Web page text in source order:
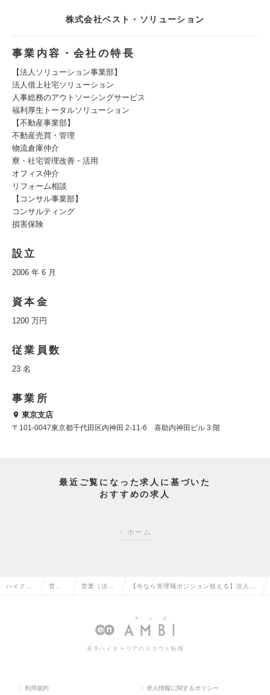
株式会社ベスト・ソリューション
事業内容・会社の特長
【法人ソリューション事業部】
法人借上社宅ソリューション
人事総務のアウトソーシングサービス
福利厚生トータルソリューション
【不動産事業部】
不動産売買・管理
物流倉庫仲介
寮・社宅管理改善・活用
オフィス仲介
リフォーム相談
【コンサル事業部】
コンサルティング
損害保険
設立
2006 年 6 月
資本金
1200 万円
従業員数
23 名
事業所
東京支店
〒101-0047東京都千代田区内神田 2-11-6 喜助内神田ビル 3 階
最近ご覧になった求人に基づいた
おすすめの求人
ホーム
ハイクラ 営業 営業（法人 【今なら管理職ポジション狙える】法人社
若手ハイキャリアのスカウト転職
利用規約 求人情報に関するポリシー